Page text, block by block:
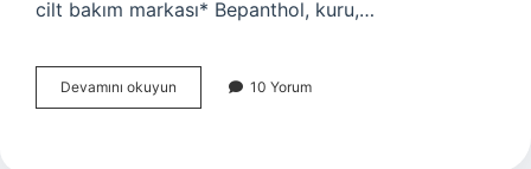
cilt bakım markası* Bepanthol, kuru,…
Devamını okuyun Bepanthol
İSrail
10 Yorum